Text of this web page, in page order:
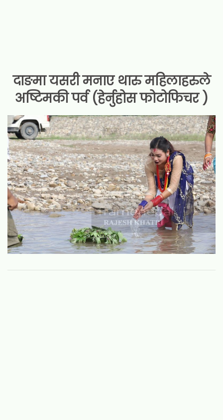
दाङमा यसरी मनाए थारु महिलाहरुले
अष्टिमकी पर्व (हेर्नुहोस फोटोफिचर )